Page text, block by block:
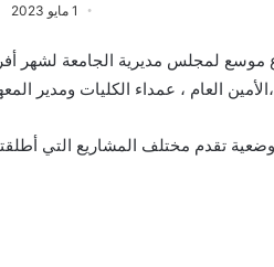
1 مايو 2023
هذا الأحد 30 أفريل 2023 اجتماع موسع لمجلس
العام ، عمداء الكليات ومدير
تقدم مختلف المشاريع التي